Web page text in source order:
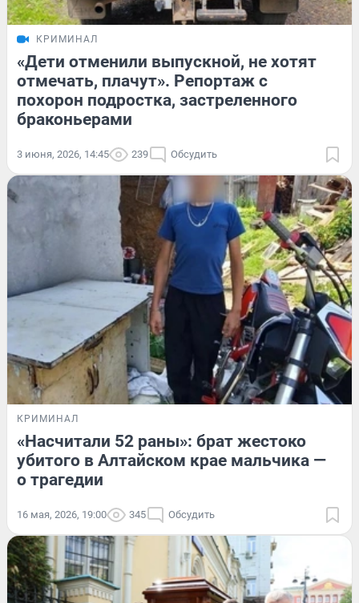
КРИМИНАЛ
«Дети отменили выпускной, не хотят
отмечать, плачут». Репортаж с
похорон подростка, застреленного
браконьерами
3 июня, 2026, 14:45 239 Обсудить
КРИМИНАЛ
«Насчитали 52 раны»: брат жестоко
убитого в Алтайском крае мальчика —
о трагедии
16 мая, 2026, 19:00 345 Обсудить